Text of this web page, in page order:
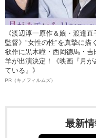
《渡辺淳一原作＆娘・渡邉直
監督》“女性の性”を真摯に描
欲作に黒木瞳・西岡德馬・吉
羊が出演決定！《映画『月が
ている』》
PR（キノフィルムズ）
最新情